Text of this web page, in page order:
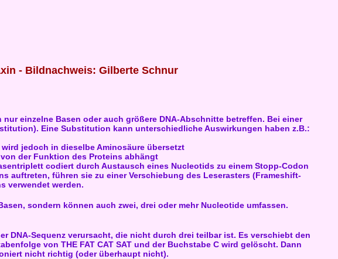
- Bildnachweis: Gilberte Schnur
einzelne Basen oder auch größere DNA-Abschnitte betreffen. Bei einer
Eine Substitution kann unterschiedliche Auswirkungen haben z.B.:
jedoch in dieselbe Aminosäure übersetzt
der Funktion des Proteins abhängt
codiert durch Austausch eines Nucleotids zu einem Stopp-Codon
auftreten, führen sie zu einer Verschiebung des Leserasters (Frameshift-
verwendet werden.
sondern können auch zwei, drei oder mehr Nucleotide umfassen.
DNA-Sequenz verursacht, die nicht durch drei teilbar ist. Es verschiebt den
von THE FAT CAT SAT und der Buchstabe C wird gelöscht. Dann
nicht richtig (oder überhaupt nicht).